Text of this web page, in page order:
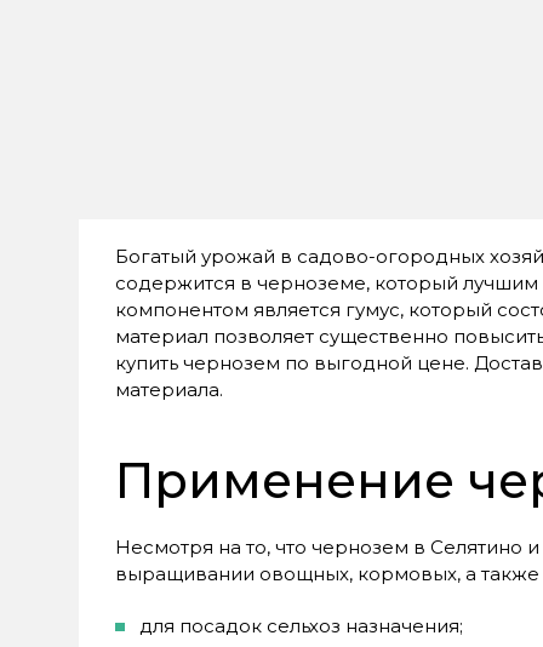
Богатый урожай в садово-огородных
содержится в черноземе, который
компонентом является гумус, который
материал позволяет существенно
купить чернозем по выгодной цене.
материала.
Применение
Несмотря на то, что чернозем в Селятино
выращивании овощных, кормовых, а также
для посадок сельхоз назначения;